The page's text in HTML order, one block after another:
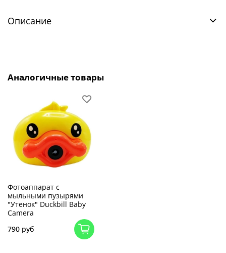
Описание
Аналогичные товары
Фотоаппарат с
мыльными пузырями
"Утенок" Duckbill Baby
Camera
790 руб